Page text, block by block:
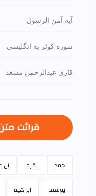
آیه آمن الرسول
سوره کوثر به انگلیسی
قاری عبدالرحمن مسعد
قرائت
حمد بقره آل
يوسف ابراهيم